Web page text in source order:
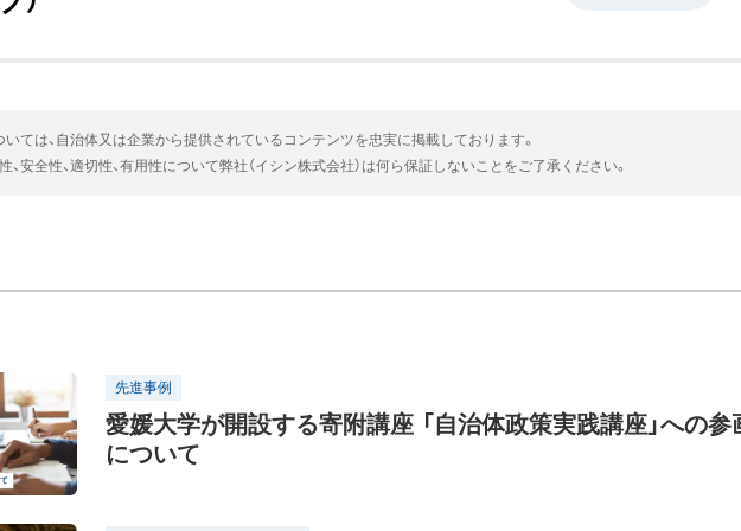
ては、自治体又は企業から提供されているコンテンツを忠実に掲載しております。
、安全性、適切性、有用性について弊社（イシン株式会社）は何ら保証しないことをご了承ください。
先進事例
愛媛大学が開設する寄附講座 「自治体政策実践講座」への参
について